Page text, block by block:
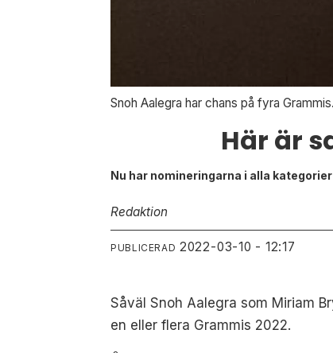
Snoh Aalegra har chans på fyra Grammis.
Här är
Nu har nomineringarna i alla
Redaktion
PUBLICERAD 2022-03-10 - 12:17
Såväl Snoh Aalegra som Miriam
en eller flera Grammis 2022.